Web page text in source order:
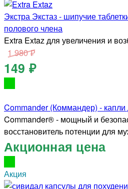
Экстра Экстаз - шипучие
полового члена
Extra Extaz для увеличения и
1 980 ₽
149 ₽
Commander (Коммандер) - капли
Commander® - мощный и
восстановитель потенции для
Акционная цена
Акция